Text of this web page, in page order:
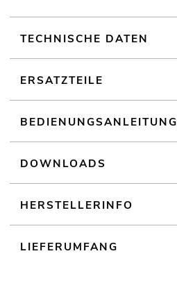
TECHNISCHE DATEN
ERSATZTEILE
BEDIENUNGSANLEITUNG
DOWNLOADS
HERSTELLERINFO
LIEFERUMFANG